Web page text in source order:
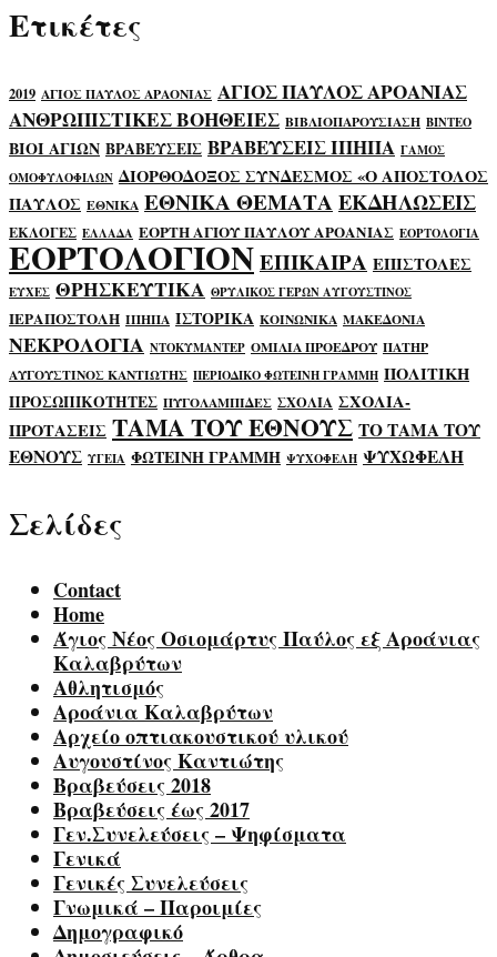
Ετικέτες
2019 ΑΓΙΟΣ ΠΑΥΛΟΣ ΑΡΑΟΝΙΑΣ ΑΓΙΟΣ ΠΑΥΛΟΣ ΑΡΟΑΝΙΑΣ
ΑΝΘΡΩΠΙΣΤΙΚΕΣ ΒΟΗΘΕΙΕΣ ΒΙΒΛΙΟΠΑΡΟΥΣΙΑΣΗ ΒΙΝΤΕΟ
ΒΙΟΙ ΑΓΙΩΝ ΒΡΑΒΕΥΣΕΙΣ ΒΡΑΒΕΥΣΕΙΣ ΙΠΗΠΑ ΓΑΜΟΣ
ΟΜΟΦΥΛΟΦΙΛΩΝ ΔΙΟΡΘΟΔΟΞΟΣ ΣΥΝΔΕΣΜΟΣ «Ο ΑΠΟΣΤΟΛΟΣ
ΠΑΥΛΟΣ ΕΘΝΙΚΑ ΕΘΝΙΚΑ ΘΕΜΑΤΑΕΚΔΗΛΩΣΕΙΣ
ΕΚΛΟΓΕΣ ΕΛΛΑΔΑ ΕΟΡΤΗ ΑΓΙΟΥ ΠΑΥΛΟΥ ΑΡΟΑΝΙΑΣ ΕΟΡΤΟΛΟΓΙΑ
ΕΟΡΤΟΛΟΓΙΟΝΕΠΙΚΑΙΡΑ ΕΠΙΣΤΟΛΕΣ
ΕΥΧΕΣ ΘΡΗΣΚΕΥΤΙΚΑ ΘΡΥΛΙΚΟΣ ΓΕΡΩΝ ΑΥΓΟΥΣΤΙΝΟΣ
ΙΕΡΑΠΟΣΤΟΛΗ ΙΠΗΠΑ ΙΣΤΟΡΙΚΑ ΚΟΙΝΩΝΙΚΑ ΜΑΚΕΔΟΝΙΑ
ΝΕΚΡΟΛΟΓΙΑ ΝΤΟΚΥΜΑΝΤΕΡ ΟΜΙΛΙΑ ΠΡΟΕΔΡΟΥ ΠΑΤΗΡ
ΑΥΓΟΥΣΤΙΝΟΣ ΚΑΝΤΙΩΤΗΣ ΠΕΡΙΟΔΙΚΟ ΦΩΤΕΙΝΗ ΓΡΑΜΜΗ ΠΟΛΙΤΙΚΗ
ΠΡΟΣΩΠΙΚΟΤΗΤΕΣ ΠΥΓΟΛΑΜΠΙΔΕΣ ΣΧΟΛΙΑ ΣΧΟΛΙΑ-
ΠΡΟΤΑΣΕΙΣ ΤΑΜΑ ΤΟΥ ΕΘΝΟΥΣ ΤΟ ΤΑΜΑ ΤΟΥ
ΕΘΝΟΥΣ ΥΓΕΙΑ ΦΩΤΕΙΝΗ ΓΡΑΜΜΗ ΨΥΧΟΦΕΛΗ ΨΥΧΩΦΕΛΗ
Σελίδες
Contact
Home
Άγιος Νέος Οσιομάρτυς Παύλος εξ Αροάνιας
Καλαβρύτων
Αθλητισμός
Αροάνια Καλαβρύτων
Αρχείο οπτιακουστικού υλικού
Αυγουστίνος Καντιώτης
Βραβεύσεις 2018
Βραβεύσεις έως 2017
Γεν.Συνελεύσεις – Ψηφίσματα
Γενικά
Γενικές Συνελεύσεις
Γνωμικά – Παροιμίες
Δημογραφικό